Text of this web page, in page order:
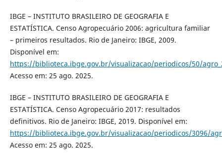
IBGE – INSTITUTO BRASILEIRO DE GEOGRAFIA E
ESTATÍSTICA. Censo Agropecuário 2006: agricultura familiar
– primeiros resultados. Rio de Janeiro: IBGE, 2009.
Disponível em:
https://biblioteca.ibge.gov.br/visualizacao/periodicos/50/
Acesso em: 25 ago. 2025.
IBGE – INSTITUTO BRASILEIRO DE GEOGRAFIA E
ESTATÍSTICA. Censo Agropecuário 2017: resultados
definitivos. Rio de Janeiro: IBGE, 2019. Disponível em:
https://biblioteca.ibge.gov.br/visualizacao/periodicos/3096/
Acesso em: 25 ago. 2025.